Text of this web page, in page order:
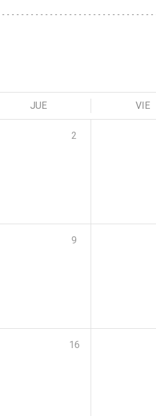
JUE VIE
2
9
16